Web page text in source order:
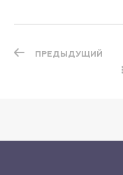
ПРЕДЫДУЩИЙ